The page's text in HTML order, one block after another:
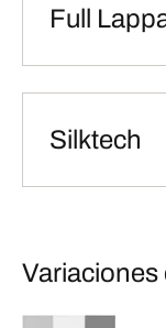
Full
Silktech
Variaciones